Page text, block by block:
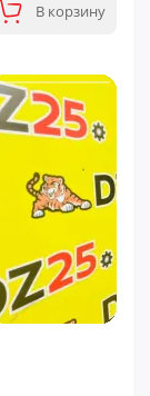
В корзину